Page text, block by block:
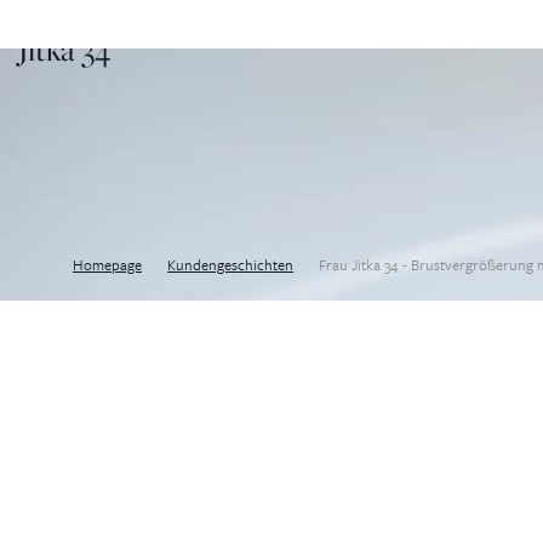
Homepage Kundengeschichten Frau Jitka 34 - Brustvergrößerung
Jitka 34